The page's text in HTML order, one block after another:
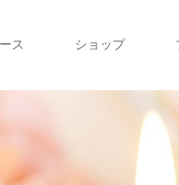
ス ショップ